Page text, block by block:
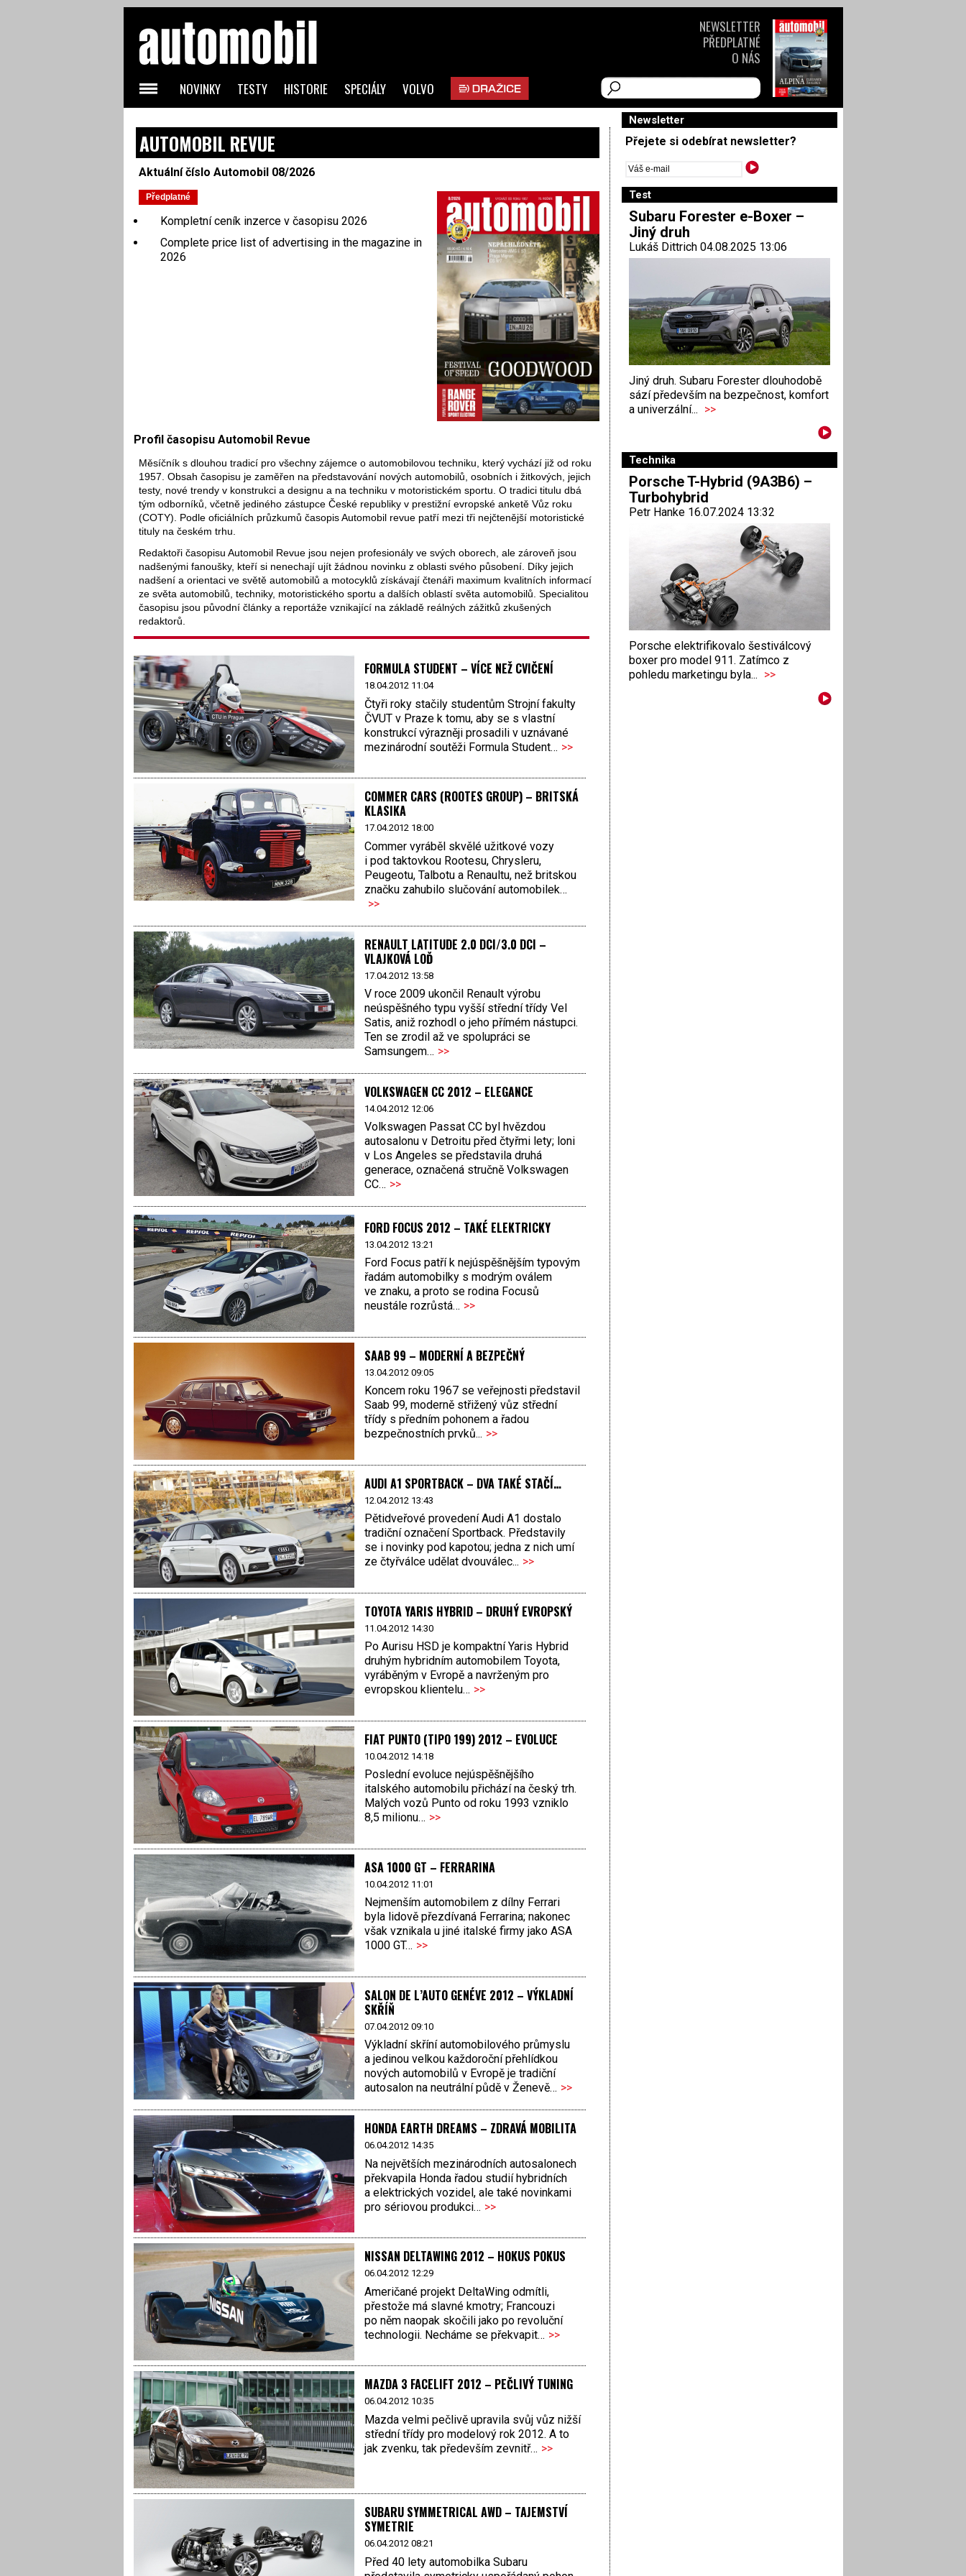
AUTOMOBIL REVUE
Aktuální číslo Automobil 08/2026
Kompletní ceník inzerce v časopisu 2026
Complete price list of advertising in the magazine in
2026
Profil časopisu Automobil Revue
Měsíčník s dlouhou tradicí pro všechny zájemce o automobilovou techniku, který vychází již od roku
1957. Obsah časopisu je zaměřen na představování nových automobilů, osobních i žitkových, jejich
testy, nové trendy v konstrukci a designu a na techniku v motoristickém sportu. O tradici titulu dbá
tým odborníků, včetně jediného zástupce České republiky v prestižní evropské anketě Vůz roku
(COTY). Podle oficiálních průzkumů časopis Automobil revue patří mezi tři nejčtenější motoristické
tituly na českém trhu.
Redaktoři časopisu Automobil Revue jsou nejen profesionály ve svých oborech, ale zároveň jsou
nadšenými fanoušky, kteří si nenechají ujít žádnou novinku z oblasti svého působení. Díky jejich
nadšení a orientaci ve světě automobilů a motocyklů získávají čtenáři maximum kvalitních informací
ze světa automobilů, techniky, motoristického sportu a dalších oblastí světa automobilů. Specialitou
časopisu jsou původní články a reportáže vznikající na základě reálných zážitků zkušených
redaktorů.
FORMULA STUDENT – VÍCE NEŽ CVIČENÍ
18.04.2012 11:04
Čtyři roky stačily studentům Strojní fakulty
ČVUT v Praze k tomu, aby se s vlastní
konstrukcí výrazněji prosadili v uznávané
mezinárodní soutěži Formula Student… >>
COMMER CARS (ROOTES GROUP) – BRITSKÁ
KLASIKA
17.04.2012 18:00
Commer vyráběl skvělé užitkové vozy
i pod taktovkou Rootesu, Chrysleru,
Peugeotu, Talbotu a Renaultu, než britskou
značku zahubilo slučování automobilek…
>>
RENAULT LATITUDE 2.0 DCI/3.0 DCI –
VLAJKOVÁ LOĎ
17.04.2012 13:58
V roce 2009 ukončil Renault výrobu
neúspěšného typu vyšší střední třídy Vel
Satis, aniž rozhodl o jeho přímém nástupci.
Ten se zrodil až ve spolupráci se
Samsungem… >>
VOLKSWAGEN CC 2012 – ELEGANCE
14.04.2012 12:06
Volkswagen Passat CC byl hvězdou
autosalonu v Detroitu před čtyřmi lety; loni
v Los Angeles se představila druhá
generace, označená stručně Volkswagen
CC… >>
FORD FOCUS 2012 – TAKÉ ELEKTRICKY
13.04.2012 13:21
Ford Focus patří k nejúspěšnějším typovým
řadám automobilky s modrým oválem
ve znaku, a proto se rodina Focusů
neustále rozrůstá… >>
SAAB 99 – MODERNÍ A BEZPEČNÝ
13.04.2012 09:05
Koncem roku 1967 se veřejnosti představil
Saab 99, moderně střižený vůz střední
třídy s předním pohonem a řadou
bezpečnostních prvků... >>
AUDI A1 SPORTBACK – DVA TAKÉ STAČÍ…
12.04.2012 13:43
Pětidveřové provedení Audi A1 dostalo
tradiční označení Sportback. Představily
se i novinky pod kapotou; jedna z nich umí
ze čtyřválce udělat dvouválec... >>
TOYOTA YARIS HYBRID – DRUHÝ EVROPSKÝ
11.04.2012 14:30
Po Aurisu HSD je kompaktní Yaris Hybrid
druhým hybridním automobilem Toyota,
vyráběným v Evropě a navrženým pro
evropskou klientelu… >>
FIAT PUNTO (TIPO 199) 2012 – EVOLUCE
10.04.2012 14:18
Poslední evoluce nejúspěšnějšího
italského automobilu přichází na český trh.
Malých vozů Punto od roku 1993 vzniklo
8,5 milionu… >>
ASA 1000 GT – FERRARINA
10.04.2012 11:01
Nejmenším automobilem z dílny Ferrari
byla lidově přezdívaná Ferrarina; nakonec
však vznikala u jiné italské firmy jako ASA
1000 GT… >>
SALON DE L’AUTO GENÉVE 2012 – VÝKLADNÍ
SKŘÍŇ
07.04.2012 09:10
Výkladní skříní automobilového průmyslu
a jedinou velkou každoroční přehlídkou
nových automobilů v Evropě je tradiční
autosalon na neutrální půdě v Ženevě… >>
HONDA EARTH DREAMS – ZDRAVÁ MOBILITA
06.04.2012 14:35
Na největších mezinárodních auto­salonech
překvapila Honda řadou studií hybridních
a elektrických vozidel, ale také novinkami
pro sériovou produkci… >>
NISSAN DELTAWING 2012 – HOKUS POKUS
06.04.2012 12:29
Američané projekt DeltaWing odmítli,
přestože má slavné kmotry; Francouzi
po něm naopak skočili jako po revoluční
technologii. Necháme se překvapit… >>
MAZDA 3 FACELIFT 2012 – PEČLIVÝ TUNING
06.04.2012 10:35
Mazda velmi pečlivě upravila svůj vůz nižší
střední třídy pro modelový rok 2012. A to
jak zvenku, tak především zevnitř… >>
SUBARU SYMMETRICAL AWD – TAJEMSTVÍ
SYMETRIE
06.04.2012 08:21
Před 40 lety automobilka Subaru
Newsletter
Přejete si odebírat newsletter?
Test
Subaru Forester e-Boxer –
Jiný druh
Lukáš Dittrich 04.08.2025 13:06
Jiný druh. Subaru Forester dlouhodobě
sází především na bezpečnost, komfort
a univerzální... >>
Technika
Porsche T-Hybrid (9A3B6) –
Turbohybrid
Petr Hanke 16.07.2024 13:32
Porsche elektrifikovalo šestiválcový
boxer pro model 911. Zatímco z
pohledu marketingu byla... >>
NOVINKY TESTY HISTORIE SPECIÁLY VOLVO
NEWSLETTER
PŘEDPLATNÉ
O NÁS